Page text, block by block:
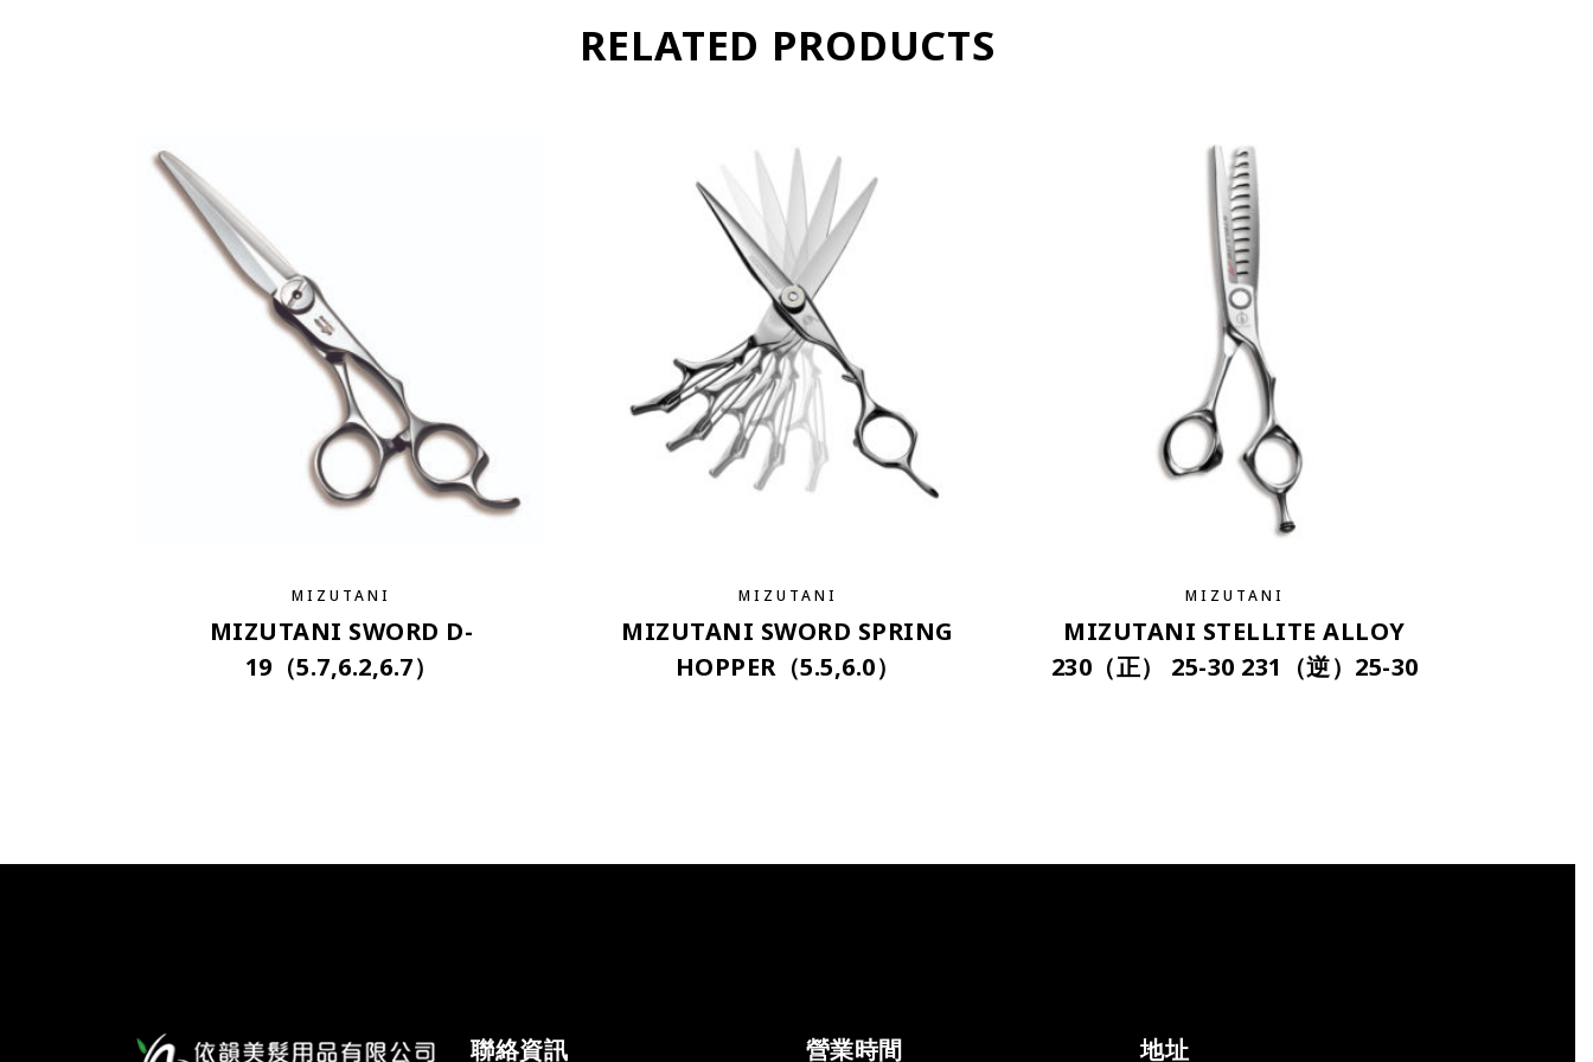
RELATED PRODUCTS
MIZUTANI
MIZUTANI SWORD D-
19（5.7,6.2,6.7）
MIZUTANI
MIZUTANI SWORD SPRING
HOPPER（5.5,6.0）
MIZUTANI
MIZUTANI STELLITE ALLOY
230（正） 25-30 231（逆）25-30
聯絡資訊 營業時間 地址